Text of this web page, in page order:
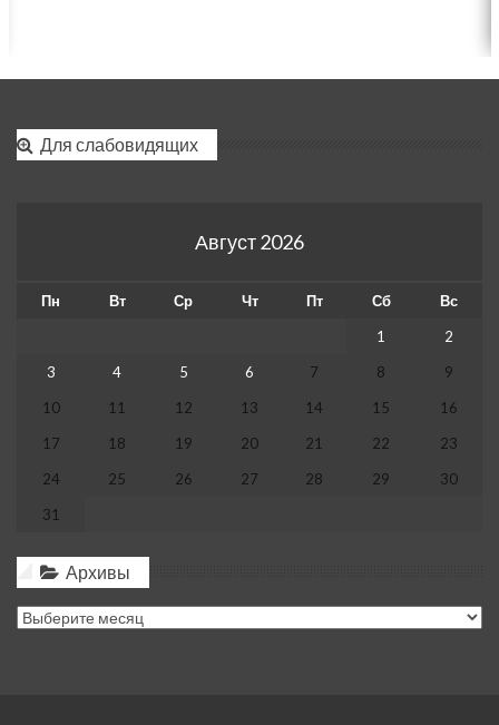
Для слабовидящих
Август 2026
Пн Вт Ср Чт Пт Сб
Вс
1
2
3
4 5 6 7 8
9
10
11 12 13 14 15
16
17
18 19 20 21 22
23
24
25 26 27 28 29
30
31
Архивы
Архивы